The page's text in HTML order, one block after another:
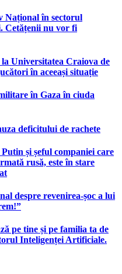
Național în sectorul
Cetățenii nu vor fi
Universitatea Craiova de
în aceeași situație
în Gaza în ciuda
deficitului de rachete
și șeful companiei care
rusă, este în stare
despre revenirea-șoc a lui
pe tine și pe familia ta de
Inteligenței Artificiale.